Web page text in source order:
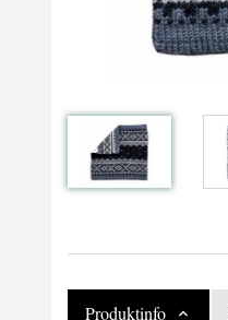
Produktinfo